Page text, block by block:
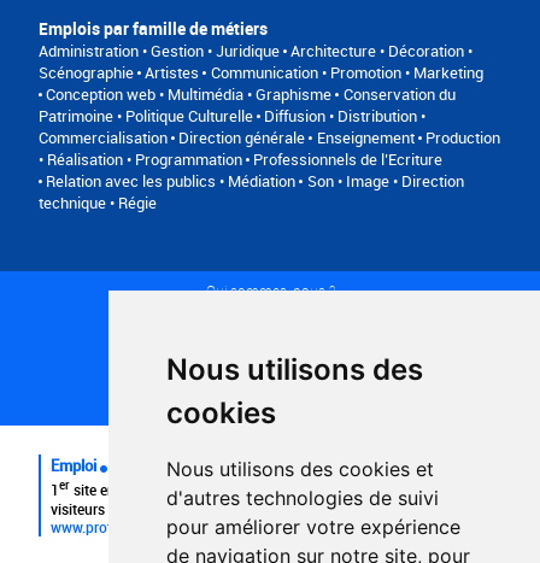
Nous utilisons des
cookies
Nous utilisons des cookies et
d'autres technologies de suivi
pour améliorer votre expérience
de navigation sur notre site, pour
Emplois par famille de métiers
Administration • Gestion • Juridique Architecture • Décoration •
Scénographie Artistes
Communication • Promotion • Marketing
Conception web • Multimédia • Graphisme Conservation du
Patrimoine • Politique Culturelle Diffusion • Distribution •
Commercialisation Direction générale Enseignement Production
• Réalisation • Programmation Professionnels de l’Ecriture
Relation avec les publics • Médiation
Son • Image • Direction
technique • Régie
Qui sommes-nous ?
Plan du site
FAQ recruteurs
FAQ
Emploi
1er site emploi du secteur culturel 784.000 visites et 230.000
visiteurs uniques par mois.
www.profilculture.com